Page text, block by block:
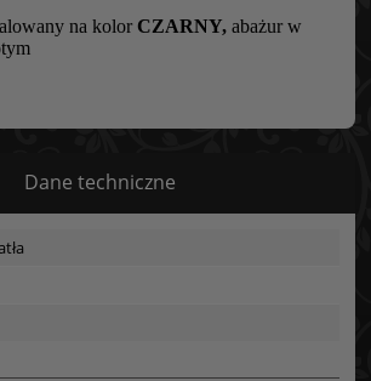
na kolor CZARNY, abażur w
Dane techniczne